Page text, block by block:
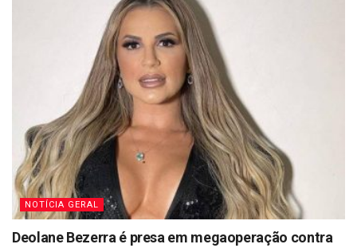
NOTÍCIA GERAL
Deolane Bezerra é presa em megaoperação contra